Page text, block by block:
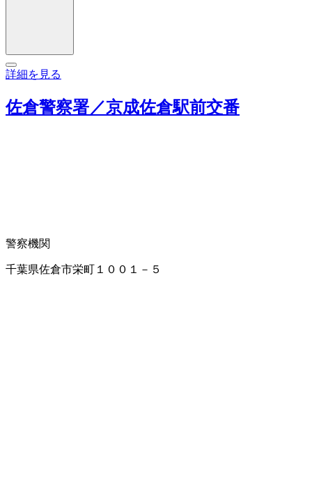
詳細を見る
佐倉警察署／京成佐倉駅前交番
警察機関
千葉県佐倉市栄町１００１－５